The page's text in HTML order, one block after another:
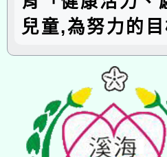
兒童,為努力的目